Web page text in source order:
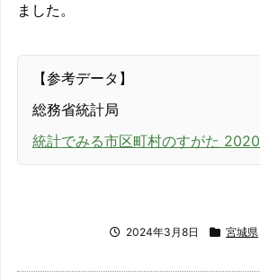
ました。
【参考データ】
総務省統計局
統計でみる市区町村のすがた 2020
2024年3月8日 宮城県